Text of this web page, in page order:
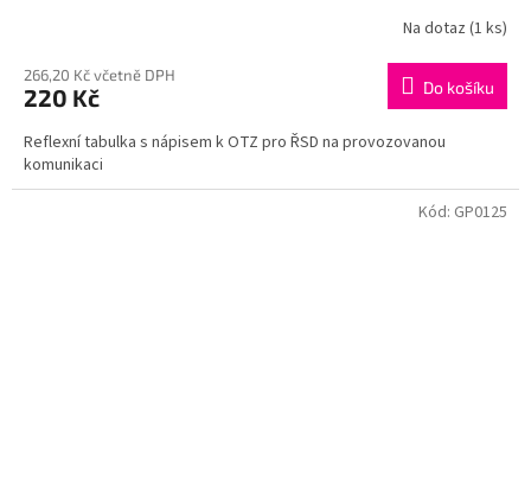
Na dotaz (1 ks)
266,20 Kč včetně DPH
220 Kč Do košíku
Reflexní tabulka s nápisem k OTZ pro ŘSD na provozovanou
komunikaci
Kód: GP0125